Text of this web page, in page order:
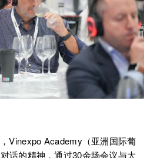
Vinexpo Academy（亚洲国际葡
话的精神，通过30余场会议与大